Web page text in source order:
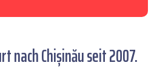
nach Chișinău seit 2007.